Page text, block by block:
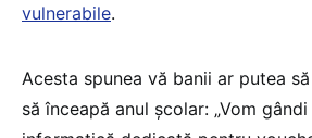
vulnerabile.
Acesta spunea vă banii ar putea
să înceapă anul școlar: „Vom